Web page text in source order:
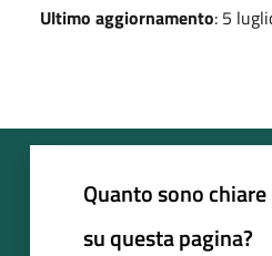
Ultimo aggiornamento: 5
Quanto sono
su questa pagina?